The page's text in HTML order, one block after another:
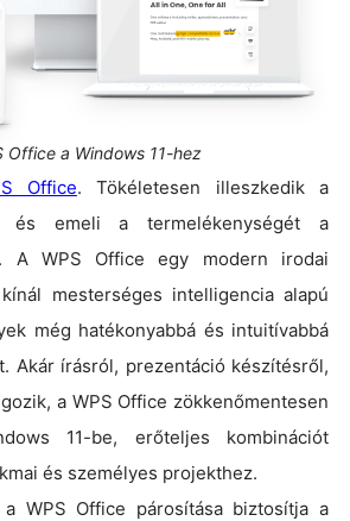
Office a Windows 11-hez
Office. Tökéletesen illeszkedik a
és emeli a termelékenységét a
A WPS Office egy modern irodai
mesterséges intelligencia alapú
még hatékonyabbá és intuitívabbá
Akár írásról, prezentáció készítésről,
a WPS Office zökkenőmentesen
11-be, erőteljes kombinációt
és személyes projekthez.
WPS Office párosítása biztosítja a